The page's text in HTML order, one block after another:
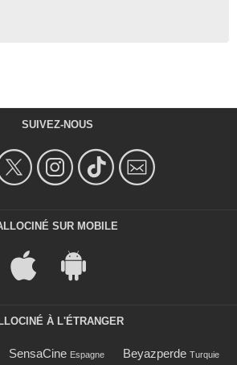
SUIVEZ-NOUS
SUR MOBILE
À L'ÉTRANGER
SensaCine Espagne Beyazperde Turquie